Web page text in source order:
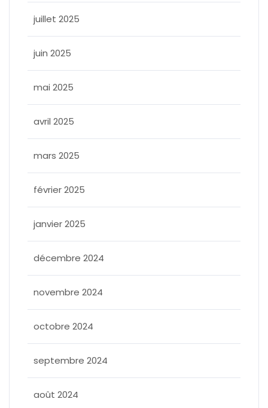
juillet 2025
juin 2025
mai 2025
avril 2025
mars 2025
février 2025
janvier 2025
décembre 2024
novembre 2024
octobre 2024
septembre 2024
août 2024